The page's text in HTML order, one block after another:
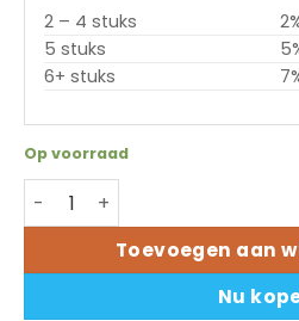
2 – 4 stuks
5 stuks
6+ stuks
Op voorraad
Printkop Novexx XLP514 -
Toevoegen aan
Nu